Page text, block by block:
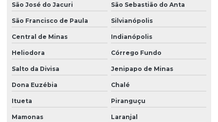
São José do Jacuri São Sebastião do Anta
São Francisco de Paula Silvianópolis
Central de Minas Indianópolis
Heliodora Córrego Fundo
Salto da Divisa Jenipapo de Minas
Dona Euzébia Chalé
Itueta Piranguçu
Mamonas Laranjal